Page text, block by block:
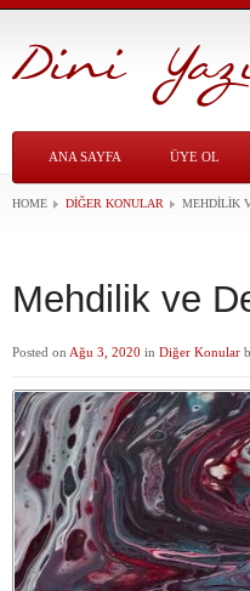
ANA SAYFA ÜYE OL
HOME DIĞER KONULAR MEHDILIK
Mehdilik ve
Posted on Ağu 3, 2020 in Diğer Konular